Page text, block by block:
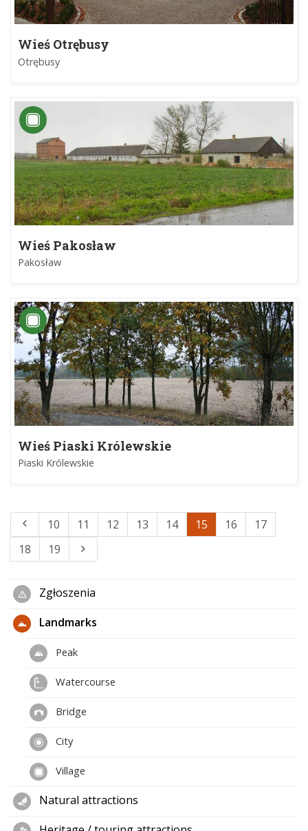
Wieś Otrębusy
Otrębusy
Wieś Pakosław
Pakosław
Wieś Piaski Królewskie
Piaski Królewskie
10 11 12 13 14 15 16
17
18
19
Zgłoszenia
Landmarks
Peak
Watercourse
Bridge
City
Village
Natural attractions